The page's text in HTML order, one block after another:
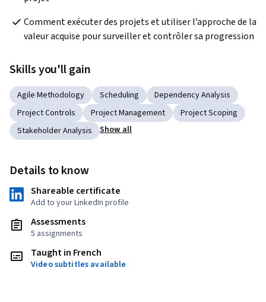
Comment exécuter des projets et utiliser l’approche de la
valeur acquise pour surveiller et contrôler sa progression
Skills you'll gain
Agile Methodology Scheduling
Dependency Analysis
Project Controls
Project Management
Project Scoping
Stakeholder Analysis
Show all
Details to know
Shareable certificate
Add to your LinkedIn profile
Assessments
5 assignments
Taught in French
Video subtitles available